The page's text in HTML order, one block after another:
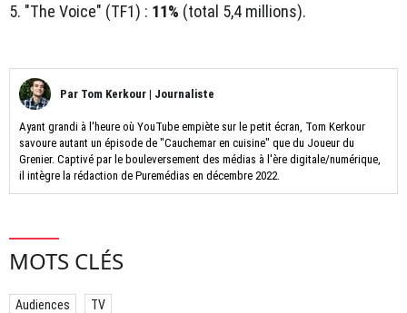
5. "The Voice" (TF1) : 11% (total 5,4 millions).
Par Tom Kerkour | Journaliste
Ayant grandi à l'heure où YouTube empiète sur le petit écran, Tom Kerkour
savoure autant un épisode de "Cauchemar en cuisine" que du Joueur du
Grenier. Captivé par le bouleversement des médias à l'ère digitale/numérique,
il intègre la rédaction de Puremédias en décembre 2022.
MOTS CLÉS
Audiences TV